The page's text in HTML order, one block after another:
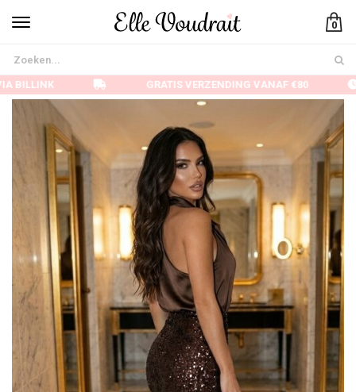
0
BILLINK GRATIS VERZENDING VANAF €80